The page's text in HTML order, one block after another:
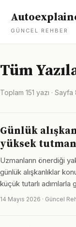
GÜNCEL REHBER
Tüm
Toplam 151 yazı · Sayfa
Günlük
yüksek
Uzmanların önerdiği
günlük alışkanlıklar
küçük tutarlı adımlarla
14 Mayıs 2026 · Güncel